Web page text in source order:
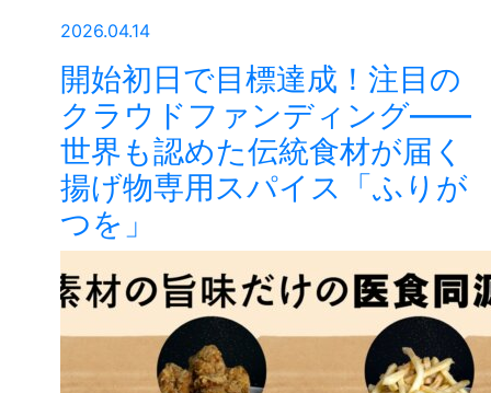
2026.04.14
開始初日で目標達成！注目の
クラウドファンディング——
世界も認めた伝統食材が届く
揚げ物専用スパイス「ふりが
つを」